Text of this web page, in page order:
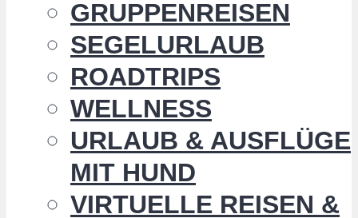
GRUPPENREISEN
SEGELURLAUB
ROADTRIPS
WELLNESS
URLAUB & AUSFLÜGE
MIT HUND
VIRTUELLE REISEN &